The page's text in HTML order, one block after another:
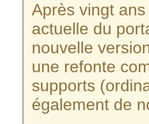
Après vingt
actuelle du
nouvelle
une refonte
supports
également de